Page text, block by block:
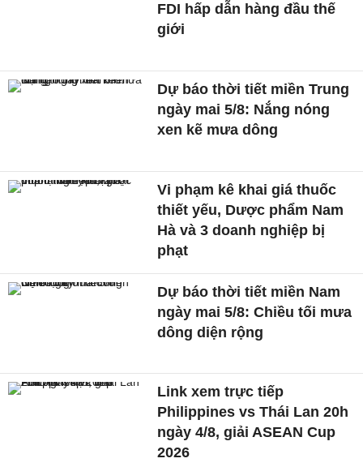
FDI hấp dẫn hàng đầu thế
giới
Dự báo thời tiết miền Trung
ngày mai 5/8: Nắng nóng
xen kẽ mưa dông
Vi phạm kê khai giá thuốc
thiết yếu, Dược phẩm Nam
Hà và 3 doanh nghiệp bị
phạt
Dự báo thời tiết miền Nam
ngày mai 5/8: Chiều tối mưa
dông diện rộng
Link xem trực tiếp
Philippines vs Thái Lan 20h
ngày 4/8, giải ASEAN Cup
2026